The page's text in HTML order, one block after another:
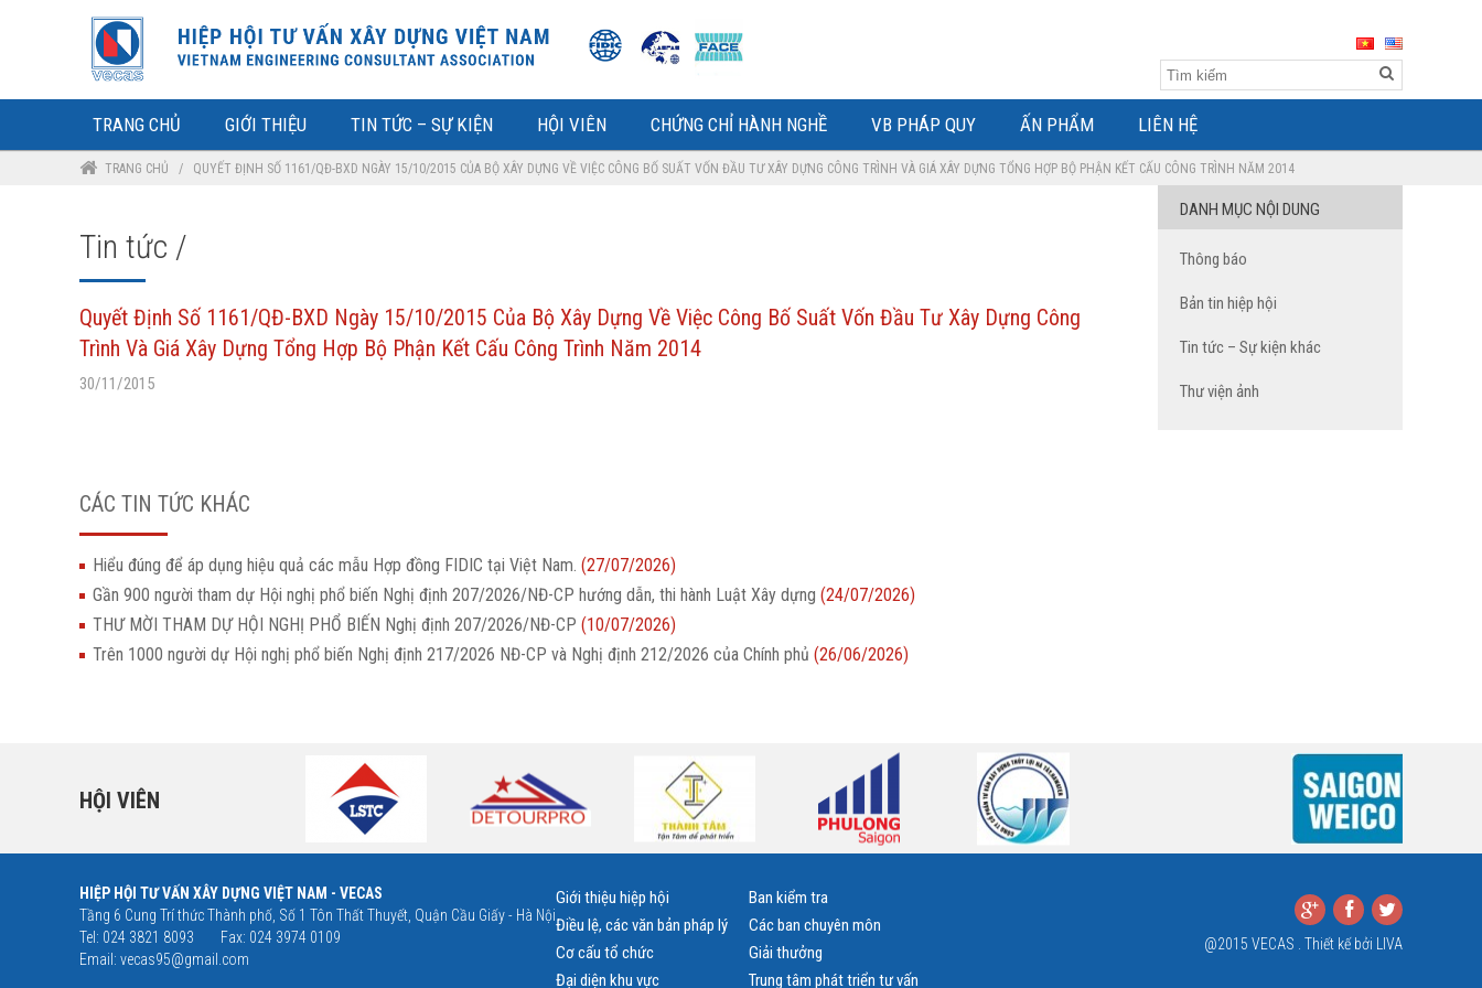
TRANG CHỦ GIỚI THIỆU TIN TỨC – SỰ KIỆN HỘI VIÊN CHỨNG CHỈ HÀNH NGHỀ VB PHÁP QUY ẤN PHẨM LIÊN HỆ
TRANG CHỦ / QUYẾT ĐỊNH SỐ 1161/QĐ-BXD NGÀY 15/10/2015 CỦA BỘ XÂY DỰNG VỀ VIỆC CÔNG BỐ SUẤT VỐN ĐẦU TƯ XÂY DỰNG CÔNG TRÌNH VÀ GIÁ XÂY DỰNG TỔNG HỢP BỘ PHẬN KẾT CẤU CÔNG TRÌNH NĂM 2014
Tin tức /
Quyết Định Số 1161/QĐ-BXD Ngày 15/10/2015 Của Bộ Xây Dựng Về Việc Công Bố Suất Vốn Đầu Tư Xây Dựng Công
Trình Và Giá Xây Dựng Tổng Hợp Bộ Phận Kết Cấu Công Trình Năm 2014
30/11/2015
CÁC TIN TỨC KHÁC
Hiểu đúng để áp dụng hiệu quả các mẫu Hợp đồng FIDIC tại Việt Nam. (27/07/2026)
Gần 900 người tham dự Hội nghị phổ biến Nghị định 207/2026/NĐ-CP hướng dẫn, thi hành Luật Xây dựng (24/07/2026)
THƯ MỜI THAM DỰ HỘI NGHỊ PHỔ BIẾN Nghị định 207/2026/NĐ-CP (10/07/2026)
Trên 1000 người dự Hội nghị phổ biến Nghị định 217/2026 NĐ-CP và Nghị định 212/2026 của Chính phủ (26/06/2026)
DANH MỤC NỘI DUNG
Thông báo
Bản tin hiệp hội
Tin tức – Sự kiện khác
Thư viện ảnh
HỘI VIÊN
HIỆP HỘI TƯ VẤN XÂY DỰNG VIỆT NAM - VECAS
Tầng 6 Cung Trí thức Thành phố, Số 1 Tôn Thất Thuyết, Quận Cầu Giấy - Hà Nội
Tel: 024 3821 8093
Fax: 024 3974 0109
Email: vecas95@gmail.com
Giới thiệu hiệp hội
Điều lệ, các văn bản pháp lý
Cơ cấu tổ chức
Đại diện khu vực
Ban kiểm tra
Các ban chuyên môn
Giải thưởng
Trung tâm phát triển tư vấn
@2015 VECAS . Thiết kế bởi LIVA